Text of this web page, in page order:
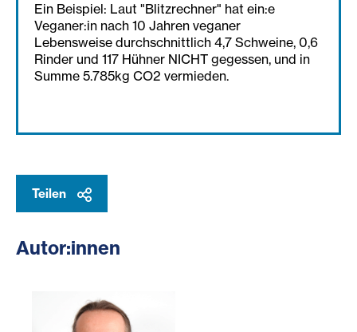
Ein Beispiel: Laut "Blitzrechner" hat ein:e
Veganer:in nach 10 Jahren veganer
Lebensweise durchschnittlich 4,7 Schweine, 0,6
Rinder und 117 Hühner NICHT gegessen, und in
Summe 5.785kg CO2 vermieden.
Teilen
Autor:innen